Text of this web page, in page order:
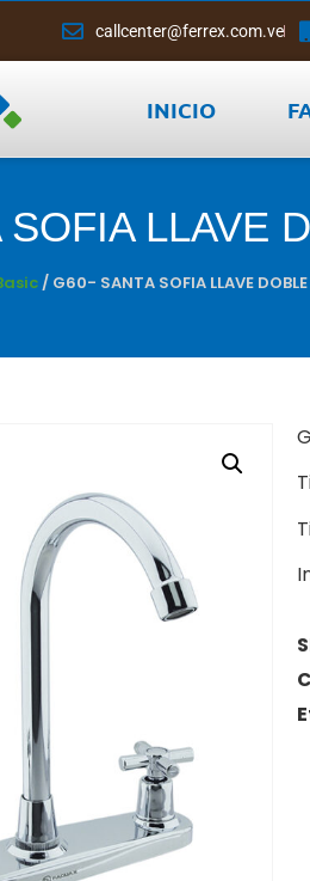
callcenter@ferrex.com.ve
INICIO
LLAVE
/ G60- SANTA SOFIA LLAVE DOBLE